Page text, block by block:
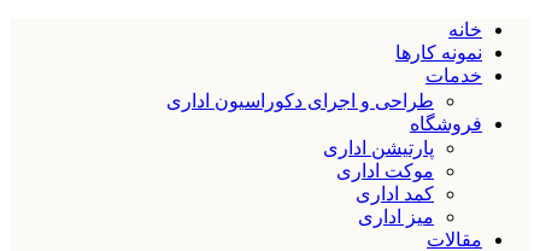
خانه
نمونه کارها
خدمات
طراحی و اجرای دکوراسیون اداری
فروشگاه
پارتیشن اداری
موکت اداری
کمد اداری
میز اداری
مقالات